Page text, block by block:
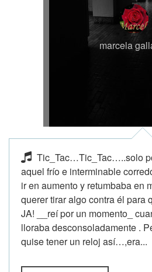
marcela
Tic_Tac…Tic_Tac…..solo
aquel frío e interminable
ir en aumento y retumbaba en
querer tirar algo contra él para
JA! __reí por un momento_
lloraba desconsoladamente .
quise tener un reloj así…,era...